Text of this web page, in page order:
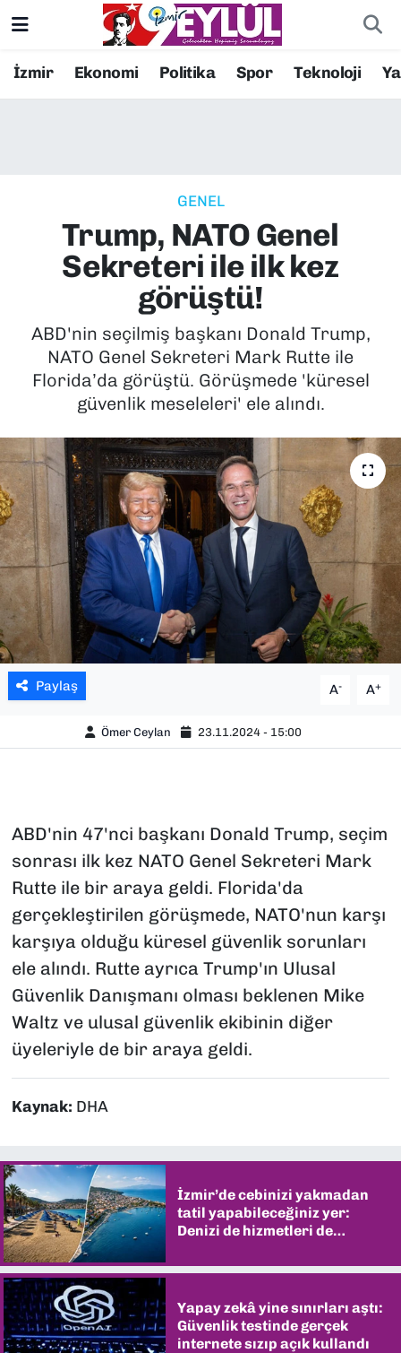
İzmir Ekonomi Politika Spor Teknoloji
GENEL
Trump, NATO Genel
Sekreteri ile ilk kez
görüştü!
ABD'nin seçilmiş başkanı Donald Trump,
NATO Genel Sekreteri Mark Rutte ile
Florida’da görüştü. Görüşmede 'küresel
güvenlik meseleleri' ele alındı.
Paylaş A- A+
Ömer Ceylan 23.11.2024 - 15:00
ABD'nin 47'nci başkanı Donald Trump, seçim
sonrası ilk kez NATO Genel Sekreteri Mark
Rutte ile bir araya geldi. Florida'da
gerçekleştirilen görüşmede, NATO'nun karşı
karşıya olduğu küresel güvenlik sorunları
ele alındı. Rutte ayrıca Trump'ın Ulusal
Güvenlik Danışmanı olması beklenen Mike
Waltz ve ulusal güvenlik ekibinin diğer
üyeleriyle de bir araya geldi.
Kaynak: DHA
İzmir’de cebinizi yakmadan
tatil yapabileceğiniz yer:
Denizi de hizmetleri de
Yapay zekâ yine sınırları aştı:
Güvenlik testinde gerçek
internete sızıp açık kullandı
Resmi İlanlar
EKONOMİ
KÜLTÜR SANAT
MAGAZİN
POLİTİKA
SAĞLIK
SPOR
TEKNOLOJİ
YAŞAM
YEREL YÖNETİMLER
Konak Nöbetçi Eczaneler
Süper Lig Puan Durumu ve Fikstür
Tüm Manşetler
Son Dakika Haberleri
Haber Arşivi